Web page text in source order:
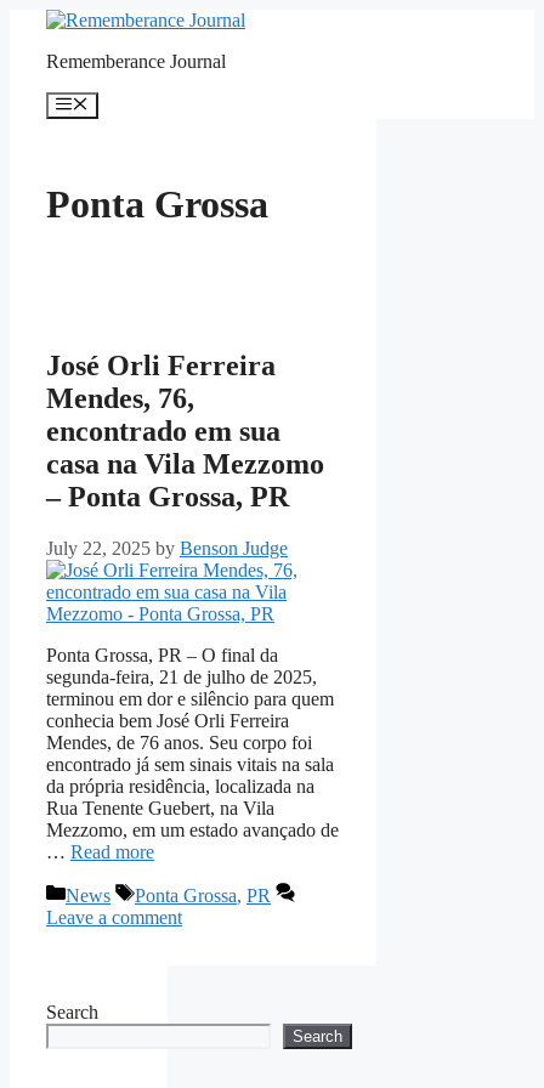
contentRememberance Journal
Menu
Ponta Grossa
José Orli Ferreira
Mendes, 76,
encontrado em sua
casa na Vila Mezzomo
– Ponta Grossa, PR
July 22, 2025 by Benson Judge
Ponta Grossa, PR – O final da
segunda-feira, 21 de julho de 2025,
terminou em dor e silêncio para quem
conhecia bem José Orli Ferreira
Mendes, de 76 anos. Seu corpo foi
encontrado já sem sinais vitais na sala
da própria residência, localizada na
Rua Tenente Guebert, na Vila
Mezzomo, em um estado avançado de
… Read more
Categories
News Tags
Ponta Grossa, PR
Leave a comment
Search
Search